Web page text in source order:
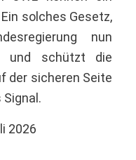
solches Gesetz,
nun
und schützt die
der sicheren Seite
2026